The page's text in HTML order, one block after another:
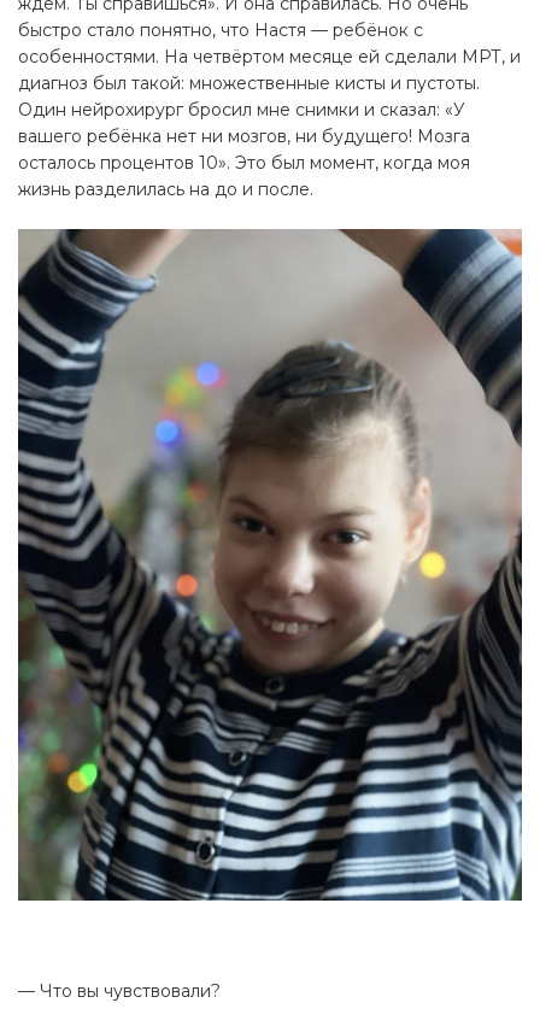
быстро стало понятно, что Настя — ребёнок с
особенностями. На четвёртом месяце ей сделали МРТ, и
диагноз был такой: множественные кисты и пустоты.
Один нейрохирург бросил мне снимки и сказал: «У
вашего ребёнка нет ни мозгов, ни будущего! Мозга
осталось процентов 10». Это был момент, когда моя
жизнь разделилась на до и после.
— Что вы чувствовали?